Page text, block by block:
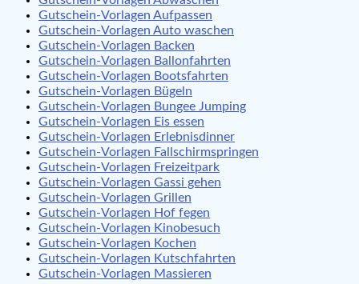
Gutschein-Vorlagen Aufpassen
Gutschein-Vorlagen Auto waschen
Gutschein-Vorlagen Backen
Gutschein-Vorlagen Ballonfahrten
Gutschein-Vorlagen Bootsfahrten
Gutschein-Vorlagen Bügeln
Gutschein-Vorlagen Bungee Jumping
Gutschein-Vorlagen Eis essen
Gutschein-Vorlagen Erlebnisdinner
Gutschein-Vorlagen Fallschirmspringen
Gutschein-Vorlagen Freizeitpark
Gutschein-Vorlagen Gassi gehen
Gutschein-Vorlagen Grillen
Gutschein-Vorlagen Hof fegen
Gutschein-Vorlagen Kinobesuch
Gutschein-Vorlagen Kochen
Gutschein-Vorlagen Kutschfahrten
Gutschein-Vorlagen Massieren